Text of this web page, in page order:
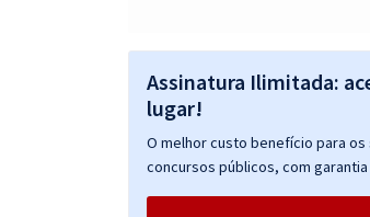
Judiciário - Área: Judiciária
TSE + TREs (Concurso Unificado) -
Específicos Para o Cargo de
Assinatura Ilimitada:
lugar!
O melhor custo benefício para
concursos públicos, com